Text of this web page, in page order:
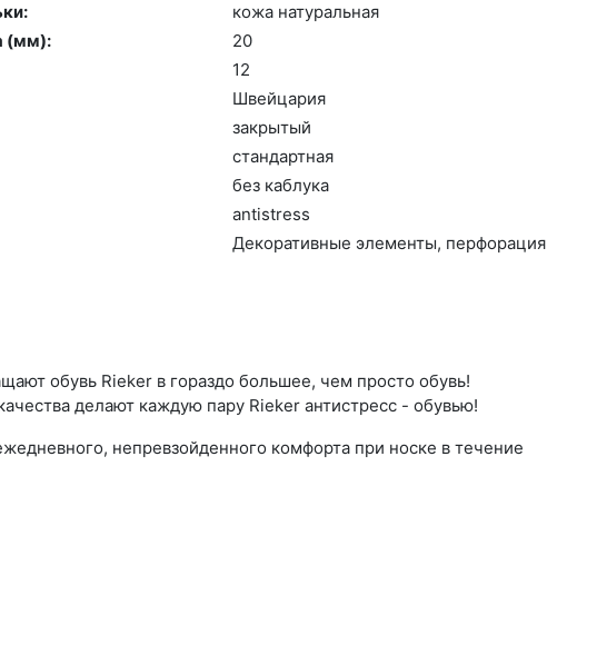
ко­жа на­тураль­ная
(мм):
20
12
Швей­ца­рия
зак­ры­тый
стан­дарт­ная
без каб­лу­ка
an­tist­ress
Де­кора­тив­ные эле­мен­ты, пер­фо­рация
обувь Rieker в гораздо большее, чем просто обувь!
делают каждую пару Rieker антистресс - обувью!
непревзойденного комфорта при носке в течение